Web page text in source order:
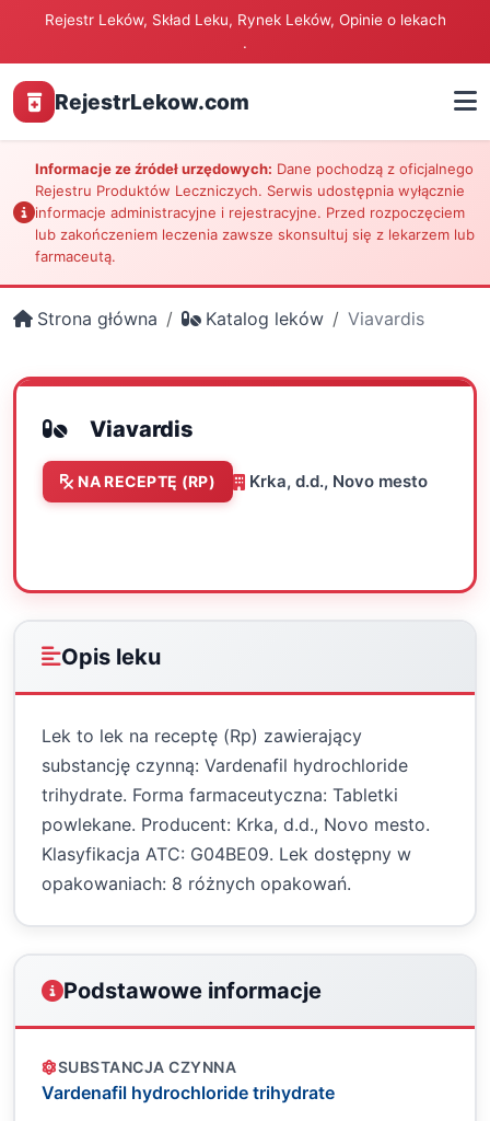
Rejestr Leków, Skład Leku, Rynek Leków, Opinie o lekach
.
RejestrLekow.com
Informacje ze źródeł urzędowych: Dane pochodzą z oficjalnego
Rejestru Produktów Leczniczych. Serwis udostępnia wyłącznie
informacje administracyjne i rejestracyjne. Przed rozpoczęciem
lub zakończeniem leczenia zawsze skonsultuj się z lekarzem lub
farmaceutą.
Strona główna Katalog leków Viavardis
Viavardis
NA RECEPTĘ (RP) Krka, d.d., Novo mesto
Opis leku
Lek to lek na receptę (Rp) zawierający
substancję czynną: Vardenafil hydrochloride
trihydrate. Forma farmaceutyczna: Tabletki
powlekane. Producent: Krka, d.d., Novo mesto.
Klasyfikacja ATC: G04BE09. Lek dostępny w
opakowaniach: 8 różnych opakowań.
Podstawowe informacje
SUBSTANCJA CZYNNA
Vardenafil hydrochloride trihydrate